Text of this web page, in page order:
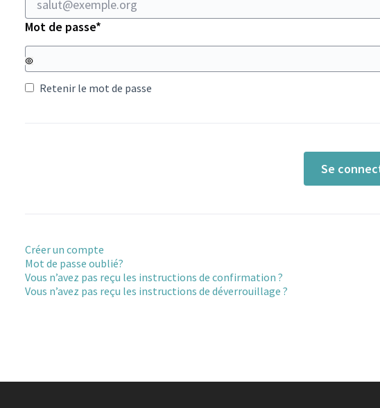
Mot de passe*
Retenir le mot de passe
Se
Créer un compte
Mot de passe oublié?
Vous n’avez pas reçu les instructions de confirmation ?
Vous n’avez pas reçu les instructions de déverrouillage ?